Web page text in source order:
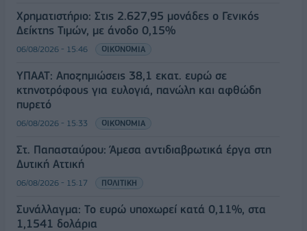
Χρηματιστήριο: Στις 2.627,95 μονάδες ο Γενικός
Δείκτης Τιμών, με άνοδο 0,15%
06/08/2026 - 15:46 ΟΙΚΟΝΟΜΙΑ
ΥΠΑΑΤ: Αποζημιώσεις 38,1 εκατ. ευρώ σε
κτηνοτρόφους για ευλογιά, πανώλη και αφθώδη
πυρετό
06/08/2026 - 15:33 ΟΙΚΟΝΟΜΙΑ
Στ. Παπασταύρου: Άμεσα αντιδιαβρωτικά έργα στη
Δυτική Αττική
06/08/2026 - 15:17 ΠΟΛΙΤΙΚΗ
Συνάλλαγμα: Το ευρώ υποχωρεί κατά 0,11%, στα
1,1541 δολάρια